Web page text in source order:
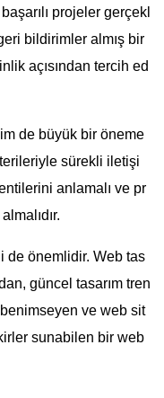
projeler gerçekl
bildirimler almış bir
açısından tercih ed
de büyük bir öneme
sürekli iletişi
anlamalı ve pr
de önemlidir. Web tas
güncel tasarım tren
ve web sit
sunabilen bir web